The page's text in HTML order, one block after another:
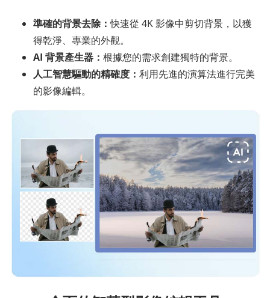
準確的背景去除：快速從 4K 影像中剪切背景，以獲
得乾淨、專業的外觀。
AI 背景產生器： 根據您的需求創建獨特的背景。
人工智慧驅動的精確度： 利用先進的演算法進行完美
的影像編輯。